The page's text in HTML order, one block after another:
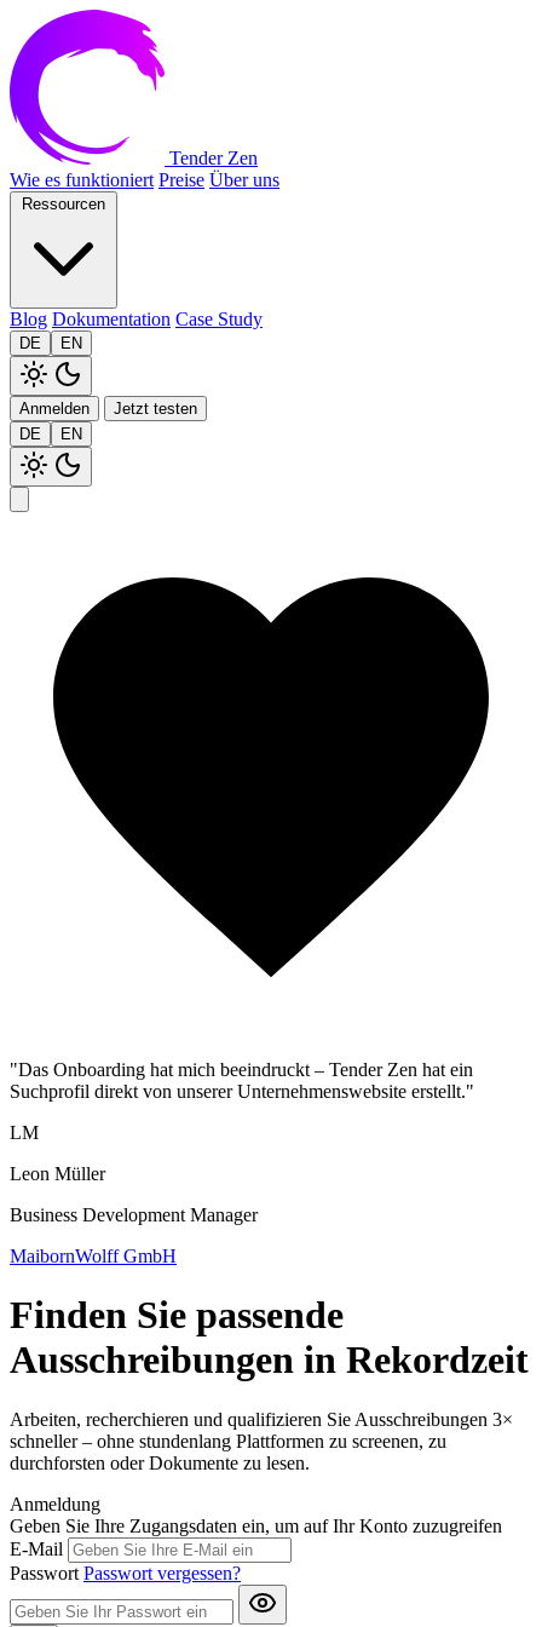
Tender Zen
Wie es funktioniert Preise Über uns
Blog Dokumentation Case Study
DE EN
Anmelden
Jetzt testen
DE
EN
"Das Onboarding hat mich beeindruckt – Tender Zen hat ein
Suchprofil direkt von unserer Unternehmenswebsite erstellt."
LM
Leon Müller
Business Development Manager
MaibornWolff GmbH
Finden Sie passende
Ausschreibungen in Rekordzeit
Arbeiten, recherchieren und qualifizieren Sie Ausschreibungen 3×
schneller – ohne stundenlang Plattformen zu screenen, zu
durchforsten oder Dokumente zu lesen.
Anmeldung
Geben Sie Ihre Zugangsdaten ein, um auf Ihr Konto zuzugreifen
E-Mail
Passwort Passwort vergessen?